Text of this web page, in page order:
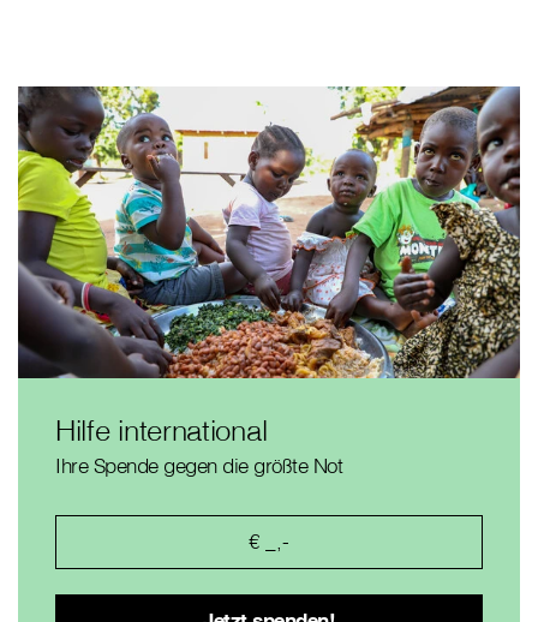
Hilfe international
Ihre Spende gegen die größte Not